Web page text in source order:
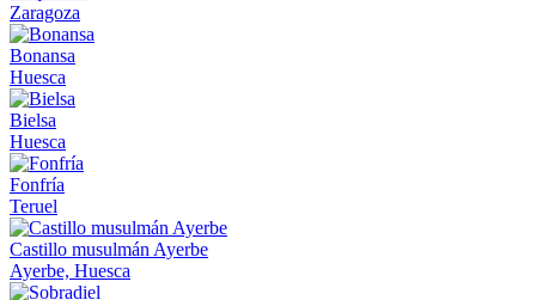
Zaragoza
Bonansa
Huesca
Bielsa
Huesca
Fonfría
Teruel
Castillo musulmán Ayerbe
Ayerbe, Huesca